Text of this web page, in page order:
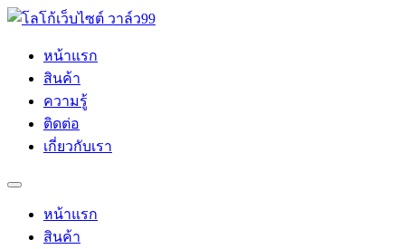
Skip
หน้าแรก
สินค้า
ความรู้
ติดต่อ
เกี่ยวกับเรา
หน้าแรก
สินค้า